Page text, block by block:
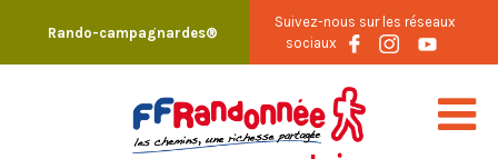
content
Rando-campagnardes®
Suivez-nous sur les réseaux
sociaux